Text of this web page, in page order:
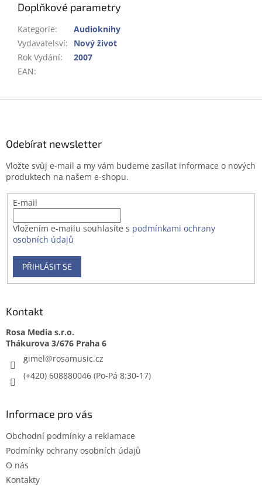
Doplňkové parametry
Kategorie:
Audioknihy
Vydavatelsví:
Nový život
Rok Vydání:
2007
EAN:
Odebírat newsletter
Vložte svůj e-mail a my vám budeme zasílat informace o nových
produktech na našem e-shopu.
E-mail
Vložením e-mailu souhlasíte s podmínkami ochrany
osobních údajů
PŘIHLÁSIT SE
Kontakt
Rosa Media s.r.o.
gimel@rosamusic.cz
(+420) 608880046
Informace pro vás
Obchodní podmínky a reklamace
Podmínky ochrany osobních údajů
O nás
Kontakty